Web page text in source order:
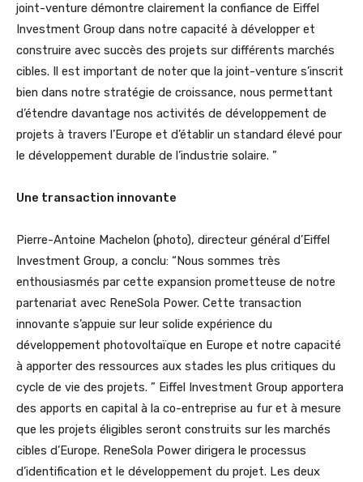
joint-venture démontre clairement la confiance de Eiffel
Investment Group dans notre capacité à développer et
construire avec succès des projets sur différents marchés
cibles. Il est important de noter que la joint-venture s’inscrit
bien dans notre stratégie de croissance, nous permettant
d’étendre davantage nos activités de développement de
projets à travers l’Europe et d’établir un standard élevé pour
le développement durable de l’industrie solaire. ”
Une transaction innovante
Pierre-Antoine Machelon (photo), directeur général d’Eiffel
Investment Group, a conclu: “Nous sommes très
enthousiasmés par cette expansion prometteuse de notre
partenariat avec ReneSola Power. Cette transaction
innovante s’appuie sur leur solide expérience du
développement photovoltaïque en Europe et notre capacité
à apporter des ressources aux stades les plus critiques du
cycle de vie des projets. ” Eiffel Investment Group apportera
des apports en capital à la co-entreprise au fur et à mesure
que les projets éligibles seront construits sur les marchés
cibles d’Europe. ReneSola Power dirigera le processus
d’identification et le développement du projet. Les deux